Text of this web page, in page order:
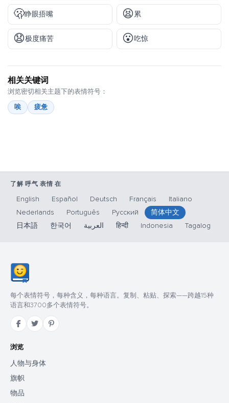
🫢睁眼捂嘴 😫 累
😧极度痛苦 😮吃惊
相关关键词
浏览密切相关主题下的表情符号：
唉
疲惫
了解 呼气 表情 在
English Español Deutsch Français
Italiano
Nederlands
Português Русский
简体中文
日本語
한국어 العربية हिन्दी Indonesia Tagalog
每个表情符号，每种含义，每种语言。复制、粘贴、探索——跨越15种
语言和3700多个表情符号。
浏览
人物与身体
旗帜
物品